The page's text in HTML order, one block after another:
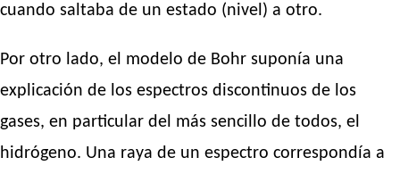
cuando saltaba de un estado (nivel) a otro.
Por otro lado, el modelo de Bohr suponía una
explicación de los espectros discontinuos de los
gases, en particular del más sencillo de todos, el
hidrógeno. Una raya de un espectro correspondía a